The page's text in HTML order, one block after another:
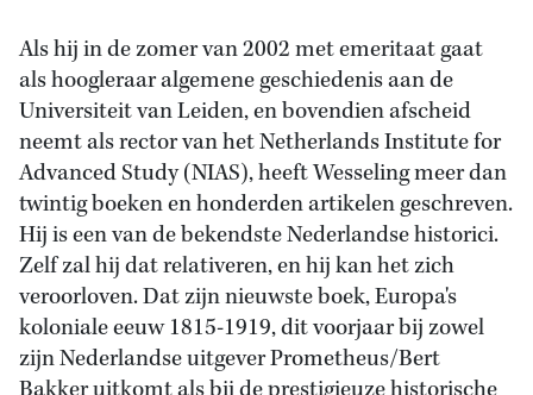
Als hij in de zomer van 2002 met emeritaat gaat
als hoogleraar algemene geschiedenis aan de
Universiteit van Leiden, en bovendien afscheid
neemt als rector van het Netherlands Institute for
Advanced Study (NIAS), heeft Wesseling meer dan
twintig boeken en honderden artikelen geschreven.
Hij is een van de bekendste Nederlandse historici.
Zelf zal hij dat relativeren, en hij kan het zich
veroorloven. Dat zijn nieuwste boek, Europa's
koloniale eeuw 1815-1919, dit voorjaar bij zowel
zijn Nederlandse uitgever Prometheus/Bert